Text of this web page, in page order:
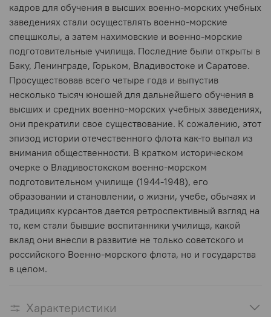
кадров для обучения в высших военно-морских учебных
заведениях стали осуществлять военно-морские
спецшколы, а затем нахимовские и военно-морские
подготовительные училища. Последние были открыты в
Баку, Ленинграде, Горьком, Владивостоке и Саратове.
Просуществовав всего четыре года и выпустив
несколько тысяч юношей для дальнейшего обучения в
высших и средних военно-морских учебных заведениях,
они прекратили свое существование. К сожалению, этот
эпизод истории отечественного флота как-то выпал из
внимания общественности. В кратком историческом
очерке о Владивостокском военно-морском
подготовительном училище (1944-1948), его
образовании и становлении, о жизни, учебе, обычаях и
традициях курсантов дается ретроспективный взгляд на
то, кем стали бывшие воспитанники училища, какой
вклад они внесли в развитие не только советского и
российского Военно-морского флота, но и государства
в целом.
Характеристики